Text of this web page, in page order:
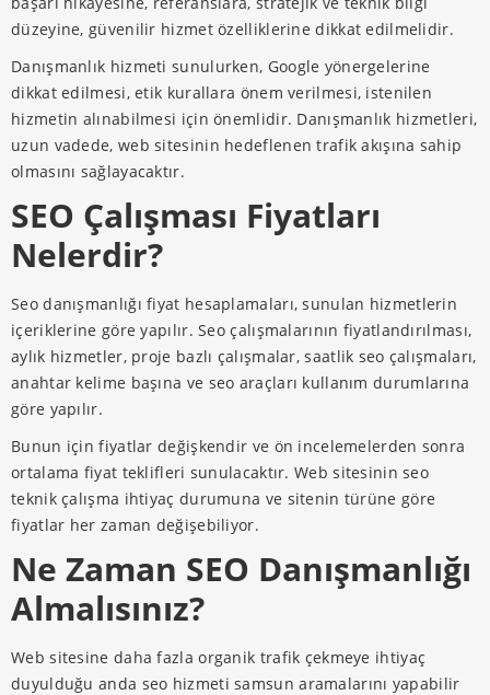
düzeyine, güvenilir hizmet özelliklerine dikkat edilmelidir.
Danışmanlık hizmeti sunulurken, Google yönergelerine
dikkat edilmesi, etik kurallara önem verilmesi, istenilen
hizmetin alınabilmesi için önemlidir. Danışmanlık hizmetleri,
uzun vadede, web sitesinin hedeflenen trafik akışına sahip
olmasını sağlayacaktır.
SEO Çalışması Fiyatları
Nelerdir?
Seo danışmanlığı fiyat hesaplamaları, sunulan hizmetlerin
içeriklerine göre yapılır. Seo çalışmalarının fiyatlandırılması,
aylık hizmetler, proje bazlı çalışmalar, saatlik seo çalışmaları,
anahtar kelime başına ve seo araçları kullanım durumlarına
göre yapılır.
Bunun için fiyatlar değişkendir ve ön incelemelerden sonra
ortalama fiyat teklifleri sunulacaktır. Web sitesinin seo
teknik çalışma ihtiyaç durumuna ve sitenin türüne göre
fiyatlar her zaman değişebiliyor.
Ne Zaman SEO Danışmanlığı
Almalısınız?
Web sitesine daha fazla organik trafik çekmeye ihtiyaç
duyulduğu anda seo hizmeti samsun aramalarını yapabilir